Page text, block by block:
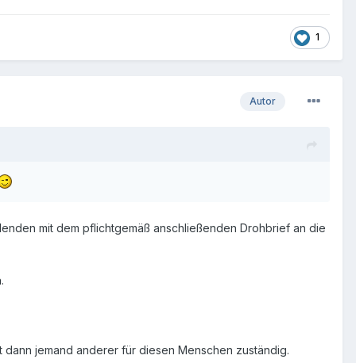
1
Autor
mit dem pflichtgemäß anschließenden Drohbrief an die
jemand anderer für diesen Menschen zuständig.